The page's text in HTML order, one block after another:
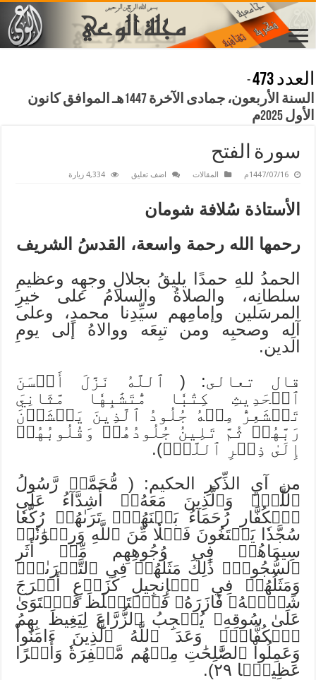
العدد 473
-
السنة الأربعون، جمادى الآخرة 1447هـ الموافق كانون
الأول 2025م
سورة الفتح
1447/07/16م المقالات اضف تعليق 4,334 زيارة
الأستاذة سُلافة شومان
رحمها الله رحمة واسعة، القدسُ الشريف
الحمدُ للهِ حمدًا يليقُ بجلالِ وجهِه وعظيمِ
سلطانِه، والصلاةُ والسلامُ على خيرِ
المرسَلين وإمامِهم سيِّدِنا محمدٍ، وعلى
آلِه وصحبِه ومن تبِعَه ووالاهُ إلى يومِ
الدين.
قال تعالى: ( ٱللَّهُ نَزَّلَ أَحۡسَنَ
ٱلۡحَدِيثِ كِتَٰبٗا مُّتَشَٰبِهٗا مَّثَانِيَ
تَقۡشَعِرُّ مِنۡهُ جُلُودُ ٱلَّذِينَ يَخۡشَوۡنَ
رَبَّهُمۡ ثُمَّ تَلِينُ جُلُودُهُمۡ وَقُلُوبُهُمۡ
إِلَىٰ ذِكۡرِ ٱللَّهِۚ).
من آيِ الذِّكرِ الحكيم: ( مُّحَمَّدٞ رَّسُولُ
ٱللَّهِۚ وَٱلَّذِينَ مَعَهُۥٓ أَشِدَّآءُ عَلَى
ٱلۡكُفَّارِ رُحَمَآءُ بَيۡنَهُمۡۖ تَرَىٰهُمۡ رُكَّعٗا
سُجَّدٗا يَبۡتَغُونَ فَضۡلٗا مِّنَ ٱللَّهِ وَرِضۡوَٰنٗاۖ
سِيمَاهُمۡ فِي وُجُوهِهِم مِّنۡ أَثَرِ
ٱلسُّجُودِۚ ذَٰلِكَ مَثَلُهُمۡ فِي ٱلتَّوۡرَىٰةِۚ
وَمَثَلُهُمۡ فِي ٱلۡإِنجِيلِ كَزَرۡعٍ أَخۡرَجَ
شَطۡ‍َٔهُۥ فَ‍َٔازَرَهُۥ فَٱسۡتَغۡلَظَ فَٱسۡتَوَىٰ
عَلَىٰ سُوقِهِۦ يُعۡجِبُ ٱلزُّرَّاعَ لِيَغِيظَ بِهِمُ
ٱلۡكُفَّارَۗ وَعَدَ ٱللَّهُ ٱلَّذِينَ ءَامَنُواْ
وَعَمِلُواْ ٱلصَّٰلِحَٰتِ مِنۡهُم مَّغۡفِرَةٗ وَأَجۡرًا
عَظِيمَۢا ٢٩).